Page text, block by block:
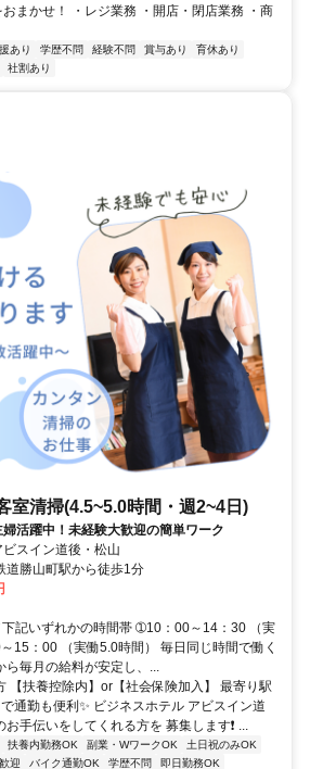
まかせ！ ・レジ業務 ・開店・閉店業務 ・商
あり 学歴不問 経験不問 賞与あり
育休あり
社割あり
室清掃(4.5~5.0時間・週2~4日)
婦活躍中！未経験大歓迎の簡単ワーク
スイン道後・松山
道勝山町駅から徒歩1分
下記いずれかの時間帯 ➀10：00～14：30 （実
15：00 （実働5.0時間） 毎日同じ時間で働く
ら毎月の給料が安定し、...
【扶養控除内】or【社会保険加入】 最寄り駅
通勤も便利✨ ビジネスホテル アビスイン道
手伝いをしてくれる方を 募集します❗ ...
扶養内勤務OK 副業・WワークOK
土日祝のみOK
迎 バイク通勤OK 学歴不問 即日勤務OK